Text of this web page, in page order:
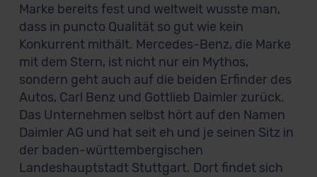
Marke bereits fest und weltweit wusste man,
dass in puncto Qualität so gut wie kein
Konkurrent mithält. Mercedes-Benz, die Marke
mit dem Stern, ist nicht nur ein Mythos,
sondern geht auch auf die beiden Erfinder des
Autos, Carl Benz und Gottlieb Daimler zurück.
Das Unternehmen selbst hört auf den Namen
Daimler AG und hat seit eh und je seinen Sitz in
der baden-württembergischen
Landeshauptstadt Stuttgart. Dort findet sich